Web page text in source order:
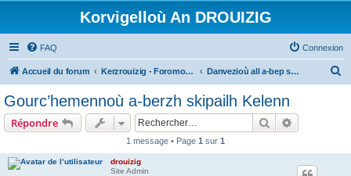
Korvigelloù An DROUIZIG
FAQ Connexion
Accueil du forum Kerzrouizig - Foromoù An Drouizig Danvezioù all a-bep seurt
Gourc’hemennoù a-berzh skipailh Kelenn
Répondre Rechercher
1 message • Page 1 sur 1
drouizig
Site Admin